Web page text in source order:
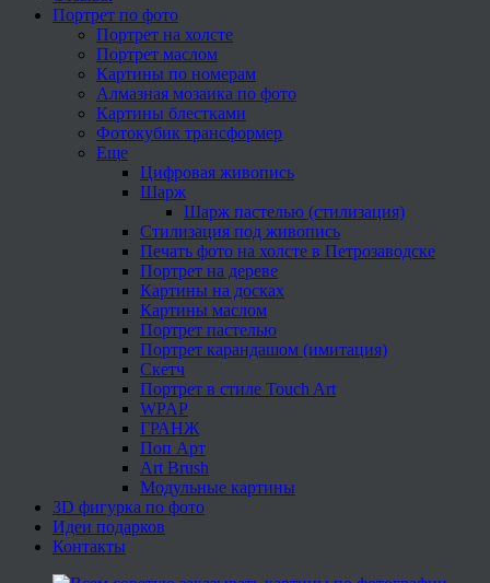
Портрет по фото
Портрет на холсте
Портрет маслом
Картины по номерам
Алмазная мозаика по фото
Картины блестками
Фотокубик трансформер
Еще
Цифровая живопись
Шарж
Шарж пастелью (стилизация)
Стилизация под живопись
Печать фото на холсте в Петрозаводске
Портрет на дереве
Картины на досках
Картины маслом
Портрет пастелью
Портрет карандашом (имитация)
Скетч
Портрет в стиле Touch Art
WPAP
ГРАНЖ
Поп Арт
Art Brush
Модульные картины
3D фигурка по фото
Идеи подарков
Контакты